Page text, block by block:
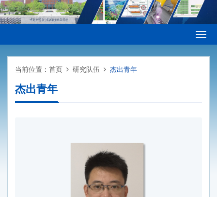
当前位置： 首页 研究队伍 杰出青年
杰出青年